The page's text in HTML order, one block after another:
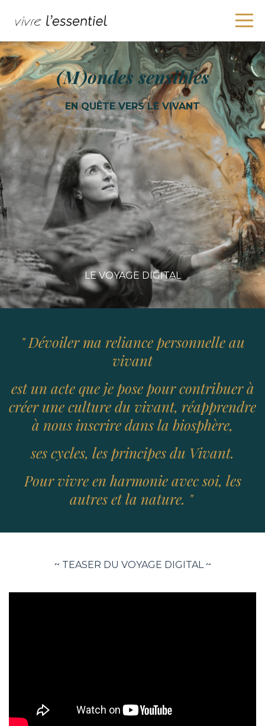
(M)ondes sensibles
EN QUÊTE VERS LE VIVANT
-
LE VOYAGE DIGITAL
" Dévoiler ma reliance personnelle au
vivant
est un acte que je pose pour contribuer à
créer une culture du vivant, réapprendre
à nous inscrire dans la biosphère,
ses cycles, les principes du Vivant.
Pour vivre en harmonie avec soi, les
autres et la nature. "
~ TEASER DU VOYAGE DIGITAL ~